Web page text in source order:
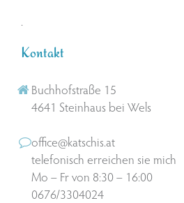
.
Kontakt
Buchhofstraße 15
4641 Steinhaus bei Wels
office@katschis.at
telefonisch erreichen sie mich
Mo – Fr von 8:30 – 16:00
0676/3304024